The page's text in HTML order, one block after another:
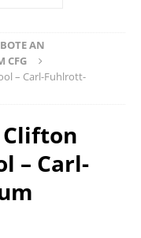
AN
CFG
– Carl-Fuhlrott-
– Carl-